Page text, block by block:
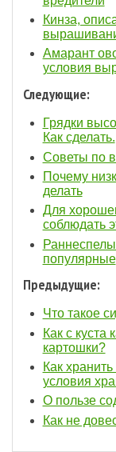
Кинза,
Амарант
условия
Следующие:
Грядки
Как сделать.
Советы по
Почему
делать
Для
соблюдать
популярные
Предыдущие:
Что такое
Как с куста
картошки?
Как
условия
О пользе
Как не